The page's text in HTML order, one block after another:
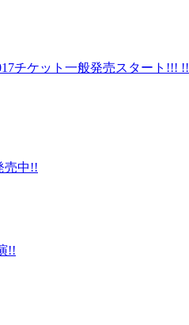
チケット一般発売スタート!!! !!
売中!!
!!